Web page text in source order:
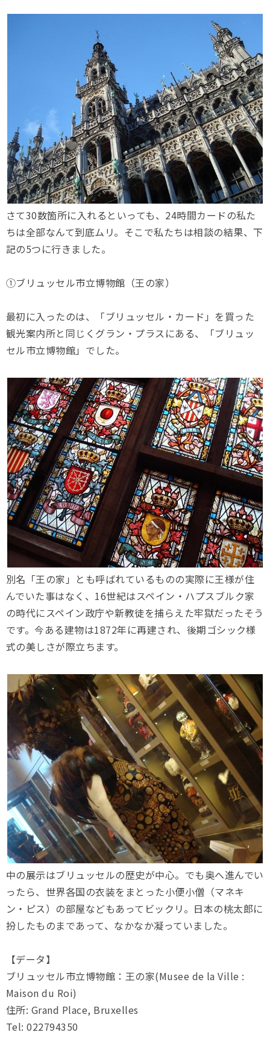
さて30数箇所に入れるといっても、24時間カードの私た
ちは全部なんて到底ムリ。そこで私たちは相談の結果、下
記の5つに行きました。
①ブリュッセル市立博物館（王の家）
最初に入ったのは、「ブリュッセル・カード」を買った
観光案内所と同じくグラン・プラスにある、「ブリュッ
セル市立博物館」でした。
別名「王の家」とも呼ばれているものの実際に王様が住
んでいた事はなく、16世紀はスペイン・ハプスブルク家
の時代にスペイン政庁や新教徒を捕らえた牢獄だったそう
です。今ある建物は1872年に再建され、後期ゴシック様
式の美しさが際立ちます。
中の展示はブリュッセルの歴史が中心。でも奥へ進んでい
ったら、世界各国の衣装をまとった小便小僧（マネキ
ン・ピス）の部屋などもあってビックリ。日本の桃太郎に
扮したものまであって、なかなか凝っていました。
【データ】
ブリュッセル市立博物館：王の家(Musee de la Ville :
Maison du Roi)
住所: Grand Place, Bruxelles
Tel: 022794350